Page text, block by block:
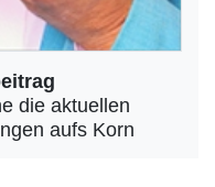
die aktuellen
aufs Korn